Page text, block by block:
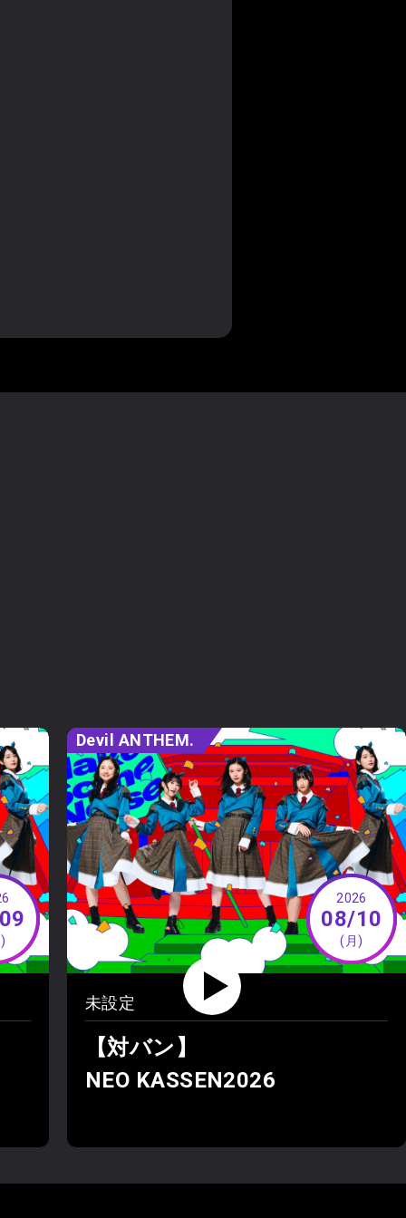
Devil ANTHEM.
2026
08/10
(月)
未設定
【対バン】
NEO KASSEN2026